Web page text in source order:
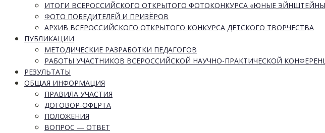
ИТОГИ ВСЕРОССИЙСКОГО ОТКРЫТОГО ФОТОКОНКУРСА «ЮНЫЕ
ФОТО ПОБЕДИТЕЛЕЙ И ПРИЗЁРОВ
АРХИВ ВСЕРОССИЙСКОГО ОТКРЫТОГО КОНКУРСА ДЕТСКОГО ТВОРЧЕСТВА
ПУБЛИКАЦИИ
МЕТОДИЧЕСКИЕ РАЗРАБОТКИ ПЕДАГОГОВ
РАБОТЫ УЧАСТНИКОВ ВСЕРОССИЙСКОЙ НАУЧНО-ПРАКТИЧЕСКОЙ
РЕЗУЛЬТАТЫ
ОБЩАЯ ИНФОРМАЦИЯ
ПРАВИЛА УЧАСТИЯ
ДОГОВОР-ОФЕРТА
ПОЛОЖЕНИЯ
ВОПРОС — ОТВЕТ